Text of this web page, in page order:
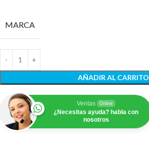
MARCA
AÑADIR AL CARRITO
Ventas Online
¿Necesitas ayuda? habla con
nosotros